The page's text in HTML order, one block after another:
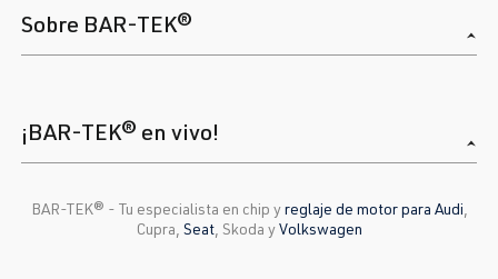
Sobre BAR-TEK®
¡BAR-TEK® en vivo!
BAR-TEK®️ - Tu especialista en chip yreglaje de motor para Audi
Cupra, Seat, Skoda yVolkswagen